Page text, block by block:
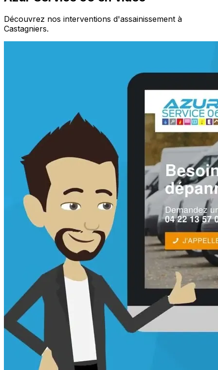
Découvrez nos interventions d'assainissement à
Castagniers.